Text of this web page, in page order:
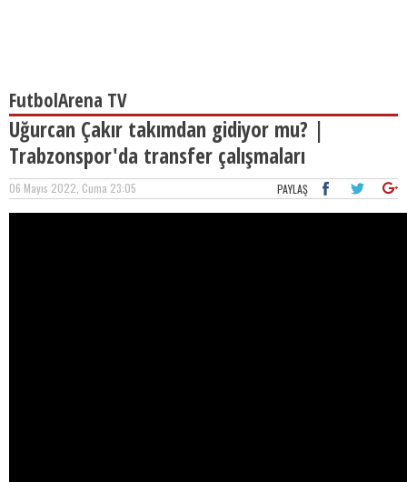
FutbolArena TV
Uğurcan Çakır takımdan gidiyor mu? |
Trabzonspor'da transfer çalışmaları
06 Mayıs 2022, Cuma 23:05 PAYLAŞ